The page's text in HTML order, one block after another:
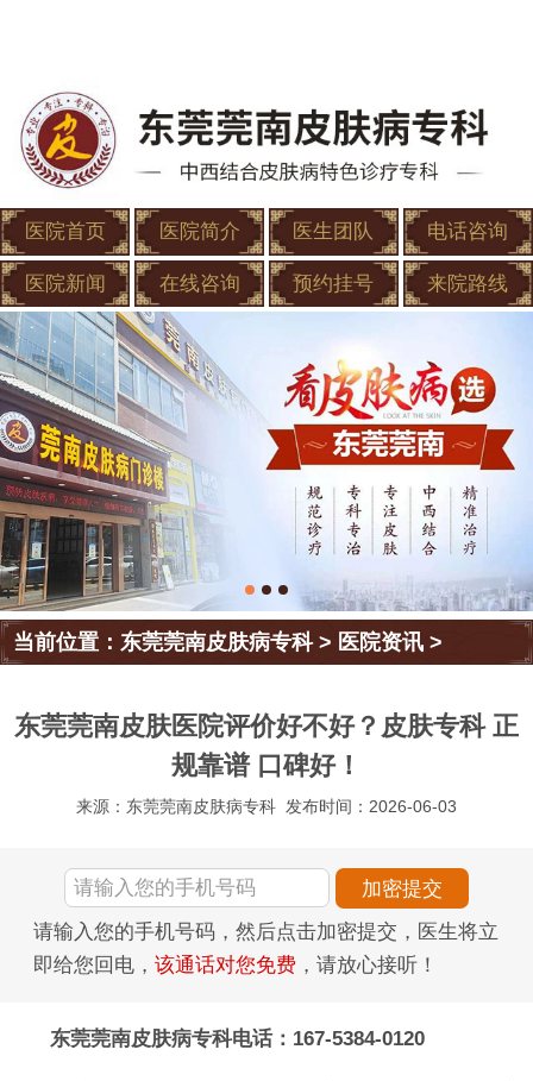
医院首页 医院简介 医生团队 电话咨询
医院新闻 在线咨询 预约挂号 来院路线
当前位置：东莞莞南皮肤病专科> 医院资讯 >
东莞莞南皮肤医院评价好不好？皮肤专科 正
规靠谱 口碑好！
来源：东莞莞南皮肤病专科 发布时间：2026-06-03
请输入您的手机号码，然后点击加密提交，医生将立
即给您回电， 该通话对您免费 ，请放心接听！
东莞莞南皮肤病专科电话：167-5384-0120